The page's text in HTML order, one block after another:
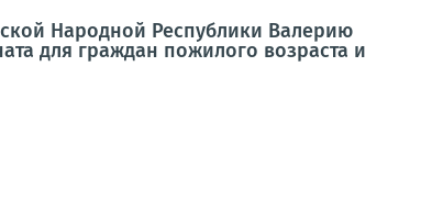
Народной Республики Валерию
для граждан пожилого возраста и